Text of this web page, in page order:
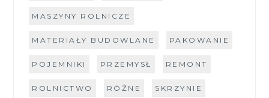
MASZYNY ROLNICZE
MATERIAŁY BUDOWLANE PAKOWANIE
POJEMNIKI PRZEMYSŁ REMONT
ROLNICTWO RÓŻNE SKRZYNIE